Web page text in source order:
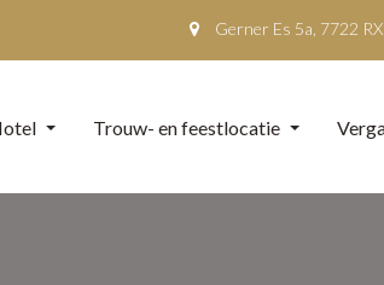
Gerner Es 5a, 7722
Trouw- en feestlocatie